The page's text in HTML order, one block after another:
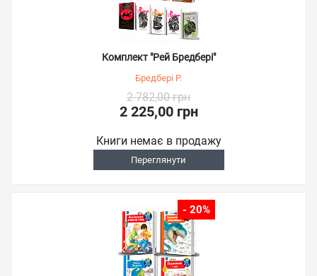
Комплект "Рей Бредбері"
Бредбері Р.
2 782,00 грн
2 225,00 грн
Книги немає в продажу
Переглянути
- 20%